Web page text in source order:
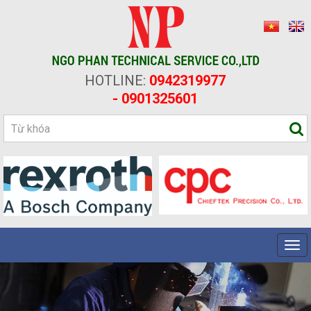
HOTLINE: 0942319977
- 0901325601